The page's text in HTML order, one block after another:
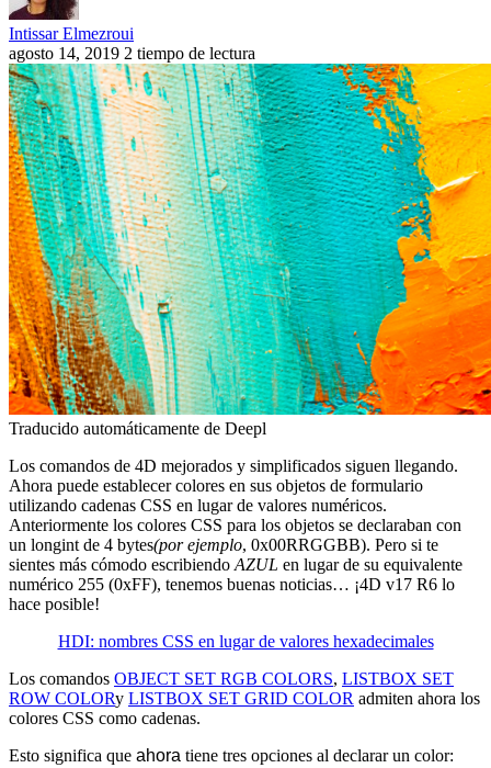
Intissar Elmezroui
agosto 14, 2019 2 tiempo de lectura
Traducido automáticamente de Deepl
Los comandos de 4D mejorados y simplificados siguen llegando.
Ahora puede establecer colores en sus objetos de formulario
utilizando cadenas CSS en lugar de valores numéricos.
Anteriormente los colores CSS para los objetos se declaraban con
un longint de 4 bytes(por ejemplo, 0x00RRGGBB). Pero si te
sientes más cómodo escribiendo AZUL en lugar de su equivalente
numérico 255 (0xFF), tenemos buenas noticias… ¡4D v17 R6 lo
hace posible!
HDI: nombres CSS en lugar de valores hexadecimales
Los comandos OBJECT SET RGB COLORS, LISTBOX SET
ROW COLORy LISTBOX SET GRID COLOR admiten ahora los
colores CSS como cadenas.
Esto significa que ahora tiene tres opciones al declarar un color: